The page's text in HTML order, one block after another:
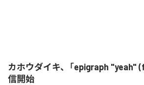
カホウダイキ、「epigraph "yeah"
信開始